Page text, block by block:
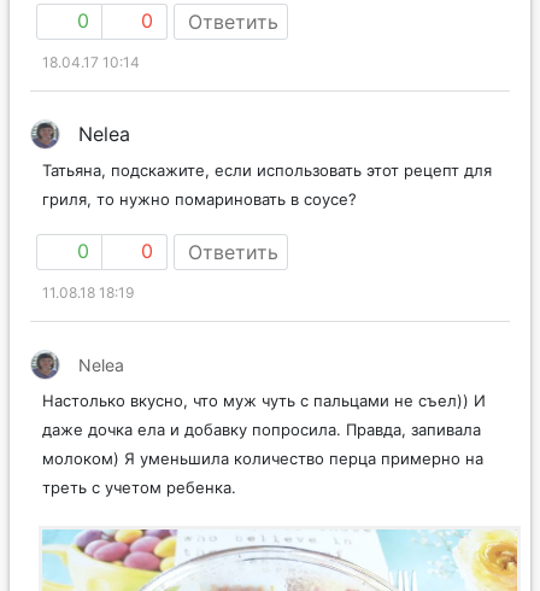
0 0 Ответить
18.04.17 10:14
Nelea
Татьяна, подскажите, если использовать этот рецепт для
гриля, то нужно помариновать в соусе?
0 0 Ответить
11.08.18 18:19
Nelea
Настолько вкусно, что муж чуть с пальцами не съел)) И
даже дочка ела и добавку попросила. Правда, запивала
молоком) Я уменьшила количество перца примерно на
треть с учетом ребенка.